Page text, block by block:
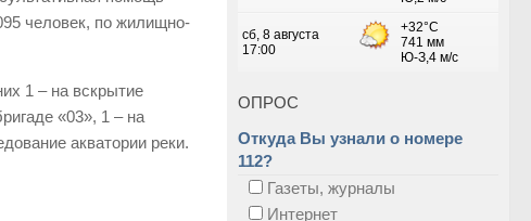
человек, по жилищно-
1 – на вскрытие
«03», 1 – на
акватории реки.
ОПРОС
Откуда Вы узнали о номере
112?
Газеты, журналы
Интернет